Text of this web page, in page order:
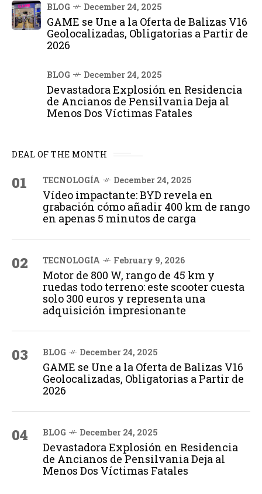
BLOG December 24, 2025
GAME se Une a la Oferta de Balizas V16
Geolocalizadas, Obligatorias a Partir de
2026
BLOG December 24, 2025
Devastadora Explosión en Residencia
de Ancianos de Pensilvania Deja al
Menos Dos Víctimas Fatales
DEAL OF THE MONTH
01 TECNOLOGÍA December 24, 2025
Vídeo impactante: BYD revela en
grabación cómo añadir 400 km de rango
en apenas 5 minutos de carga
02 TECNOLOGÍA February 9, 2026
Motor de 800 W, rango de 45 km y
ruedas todo terreno: este scooter cuesta
solo 300 euros y representa una
adquisición impresionante
03 BLOG December 24, 2025
GAME se Une a la Oferta de Balizas V16
Geolocalizadas, Obligatorias a Partir de
2026
04 BLOG December 24, 2025
Devastadora Explosión en Residencia
de Ancianos de Pensilvania Deja al
Menos Dos Víctimas Fatales